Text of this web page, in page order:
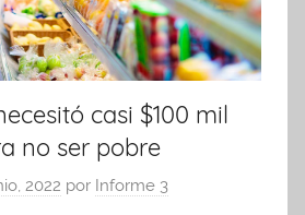
casi $100 mil
no ser pobre
2022 por Informe 3